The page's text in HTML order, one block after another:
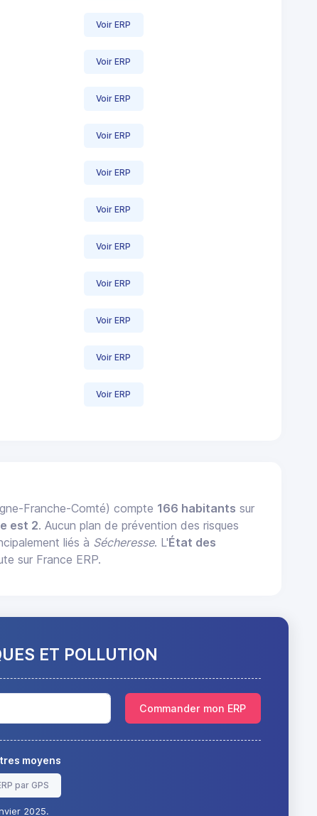
Voir ERP
Voir ERP
Voir ERP
Voir ERP
Voir ERP
Voir ERP
Voir ERP
Voir ERP
Voir ERP
Voir ERP
Voir ERP
Franche-Comté) compte 166 habitants sur
est 2. Aucun plan de prévention des risques
liés à Sécheresse. L'État des
sur France ERP.
ET POLLUTION
Commander mon ERP
moyens
par GPS
2025.